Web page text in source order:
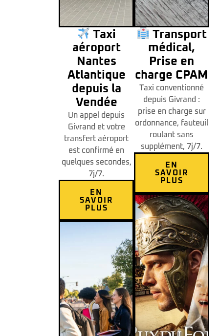
Taxi
aéroport
Nantes
Atlantique
depuis la
Vendée
Un appel depuis
Givrand et votre
transfert aéroport
est confirmé en
quelques secondes,
7j/7.
EN
SAVOIR
PLUS
Transport
médical,
Prise en
charge CPAM
Taxi conventionné
depuis Givrand :
prise en charge sur
ordonnance, fauteuil
roulant sans
supplément, 7j/7.
EN
SAVOIR
PLUS